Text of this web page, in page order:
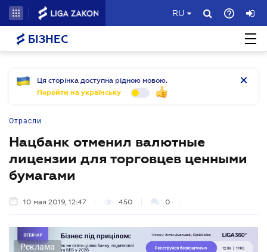
RU
БІЗНЕС
Ця сторінка доступна рідною мовою.
Перейти на українську
Отрасли
Нацбанк отменил валютные
лицензии для торговцев ценными
бумагами
10 мая 2019, 12:47 450 0
Реклама